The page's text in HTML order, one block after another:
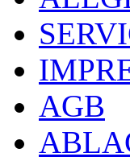
AGB